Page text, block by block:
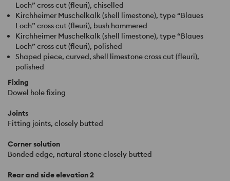
Loch” cross cut (fleuri), chiselled
Kirchheimer Muschelkalk (shell limestone), type “Blaues
Loch” cross cut (fleuri), bush hammered
Kirchheimer Muschelkalk (shell limestone), type “Blaues
Loch” cross cut (fleuri), polished
Shaped piece, curved, shell limestone cross cut (fleuri),
polished
Fixing
Dowel hole fixing
Joints
Fitting joints, closely butted
Corner solution
Bonded edge, natural stone closely butted
Rear and side elevation 2